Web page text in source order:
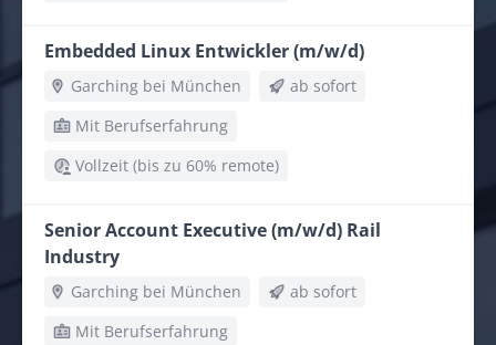
Embedded Linux Entwickler (m/w/d)
Garching bei München
ab sofort
Mit Berufserfahrung
Vollzeit (bis zu 60% remote)
Senior Account Executive (m/w/d) Rail
Industry
Garching bei München
ab sofort
Mit Berufserfahrung